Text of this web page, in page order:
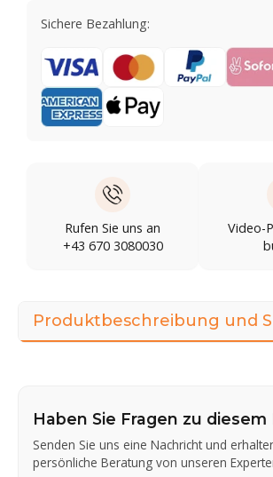
Sichere Bezahlung:
Rufen Sie uns an
+43 670 3080030
Video-
Produktbeschreibung und
Haben Sie Fragen zu
Senden Sie uns eine Nachricht und
persönliche Beratung von unseren